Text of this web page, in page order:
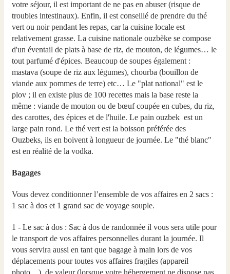
votre séjour, il est important de ne pas en abuser (risque de
troubles intestinaux). Enfin, il est conseillé de prendre du thé
vert ou noir pendant les repas, car la cuisine locale est
relativement grasse. La cuisine nationale ouzbèke se compose
d'un éventail de plats à base de riz, de mouton, de légumes… le
tout parfumé d'épices. Beaucoup de soupes également :
mastava (soupe de riz aux légumes), chourba (bouillon de
viande aux pommes de terre) etc… Le "plat national" est le
plov ; il en existe plus de 100 recettes mais la base reste la
même : viande de mouton ou de bœuf coupée en cubes, du riz,
des carottes, des épices et de l'huile. Le pain ouzbek est un
large pain rond. Le thé vert est la boisson préférée des
Ouzbeks, ils en boivent à longueur de journée. Le "thé blanc"
est en réalité de la vodka.
Bagages
Vous devez conditionner l’ensemble de vos affaires en 2 sacs :
1 sac à dos et 1 grand sac de voyage souple.
1 - Le sac à dos : Sac à dos de randonnée il vous sera utile pour
le transport de vos affaires personnelles durant la journée. Il
vous servira aussi en tant que bagage à main lors de vos
déplacements pour toutes vos affaires fragiles (appareil